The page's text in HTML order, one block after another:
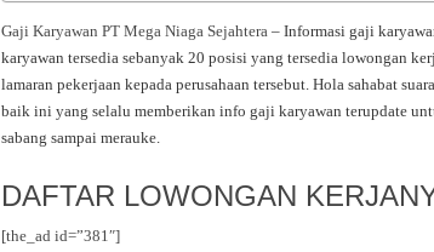
Gaji Karyawan PT Mega Niaga Sejahtera– Informasi gaji
karyawan tersedia sebanyak 20 posisi yang tersedia lowongan
lamaran pekerjaan kepada perusahaan tersebut. Hola sahabat
baik ini yang selalu memberikan info gaji karyawan terupdate
sabang sampai merauke.
DAFTAR LOWONGAN
[the_ad id=”381″]